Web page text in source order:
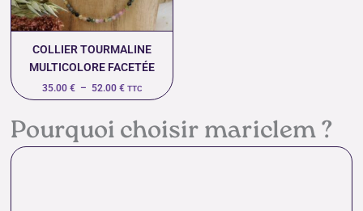
COLLIER TOURMALINE
MULTICOLORE FACETÉE
35.00 € – 52.00 € TTC
Pourquoi choisir mariclem ?